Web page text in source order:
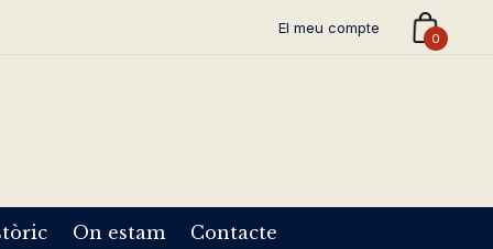
El meu compte
0
On estam Contacte